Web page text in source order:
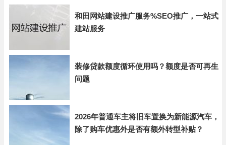
和田网站建设推广服务%SEO推广，一站式
建站服务
装修贷款额度循环使用吗？额度是否可再生
问题
2026年普通车主将旧车置换为新能源汽车，
除了购车优惠外是否有额外转型补贴？